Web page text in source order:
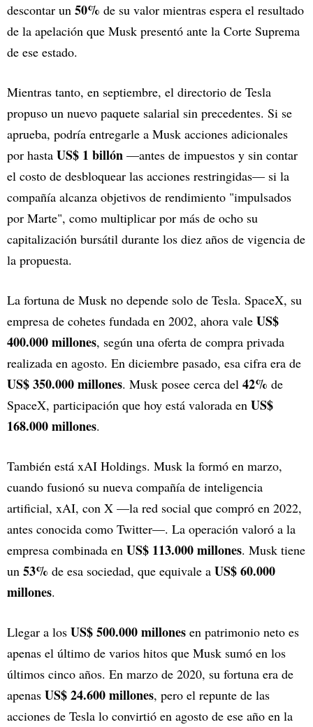
descontar un 50% de su valor mientras espera el resultado
de la apelación que Musk presentó ante la Corte Suprema
de ese estado.
Mientras tanto, en septiembre, el directorio de Tesla
propuso un nuevo paquete salarial sin precedentes. Si se
aprueba, podría entregarle a Musk acciones adicionales
por hasta US$ 1 billón —antes de impuestos y sin contar
el costo de desbloquear las acciones restringidas— si la
compañía alcanza objetivos de rendimiento "impulsados
por Marte", como multiplicar por más de ocho su
capitalización bursátil durante los diez años de vigencia de
la propuesta.
La fortuna de Musk no depende solo de Tesla. SpaceX, su
empresa de cohetes fundada en 2002, ahora vale US$
400.000 millones, según una oferta de compra privada
realizada en agosto. En diciembre pasado, esa cifra era de
US$ 350.000 millones. Musk posee cerca del 42% de
SpaceX, participación que hoy está valorada en US$
168.000 millones.
También está xAI Holdings. Musk la formó en marzo,
cuando fusionó su nueva compañía de inteligencia
artificial, xAI, con X —la red social que compró en 2022,
antes conocida como Twitter—. La operación valoró a la
empresa combinada en US$ 113.000 millones. Musk tiene
un 53% de esa sociedad, que equivale a US$ 60.000
millones.
Llegar a los US$ 500.000 millones en patrimonio neto es
apenas el último de varios hitos que Musk sumó en los
últimos cinco años. En marzo de 2020, su fortuna era de
apenas US$ 24.600 millones, pero el repunte de las
acciones de Tesla lo convirtió en agosto de ese año en la